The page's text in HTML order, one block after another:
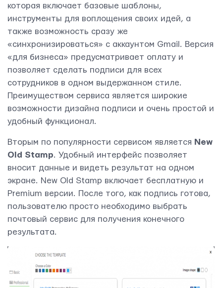
которая включает базовые шаблоны,
инструменты для воплощения своих идей, а
также возможность сразу же
«синхронизироваться» с аккаунтом Gmail. Версия
«для бизнеса» предусматривает оплату и
позволяет сделать подписи для всех
сотрудников в одном выдержанном стиле.
Преимуществом сервиса является широкие
возможности дизайна подписи и очень простой и
удобный функционал.
Вторым по популярности сервисом является New
Old Stamp. Удобный интерфейс позволяет
вносит данные и видеть результат на одном
экране. New Old Stamp включает бесплатную и
Premium версии. После того, как подпись готова,
пользователю просто необходимо выбрать
почтовый сервис для получения конечного
результата.
Свяжитесь с нами